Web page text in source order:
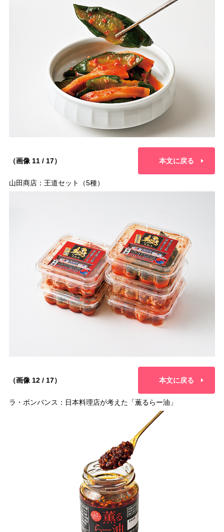
（画像 11 / 17） 本文に戻る
山田商店：王道セット（5種）
（画像 12 / 17） 本文に戻る
ラ・ボンバンス：日本料理店が考えた「薫るらー油」